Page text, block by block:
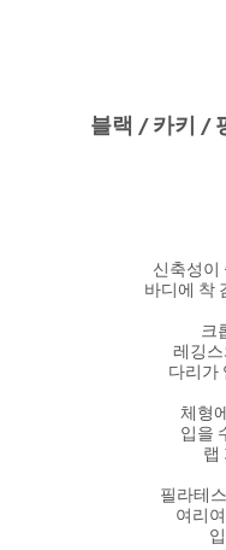
블랙 / 카키 /
신축성이
바디에 착
크
레깅
다리가
체형
입을
랩
필라테
여리